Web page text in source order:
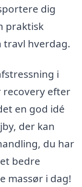
dig
praktisk
travl hverdag.
i
recovery efter
en god idé
der kan
du har
bedre
massør i dag!